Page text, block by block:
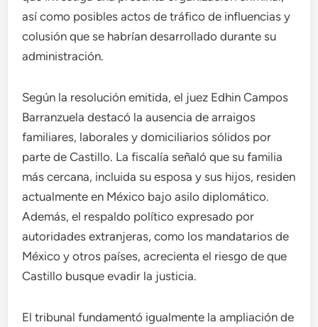
así como posibles actos de tráfico de influencias y
colusión que se habrían desarrollado durante su
administración.
Según la resolución emitida, el juez Edhin Campos
Barranzuela destacó la ausencia de arraigos
familiares, laborales y domiciliarios sólidos por
parte de Castillo. La fiscalía señaló que su familia
más cercana, incluida su esposa y sus hijos, residen
actualmente en México bajo asilo diplomático.
Además, el respaldo político expresado por
autoridades extranjeras, como los mandatarios de
México y otros países, acrecienta el riesgo de que
Castillo busque evadir la justicia.
El tribunal fundamentó igualmente la ampliación de